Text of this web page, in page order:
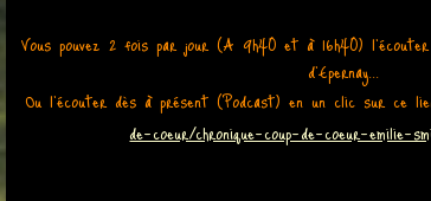
Vous pouvez 2 fois par jour (A 9h40 et à 16h40)
d'Epernay...
Ou l'écouter dès à présent (Podcast) en un clic sur ce
de-coeur/chronique-coup-de-coeur-emilie-